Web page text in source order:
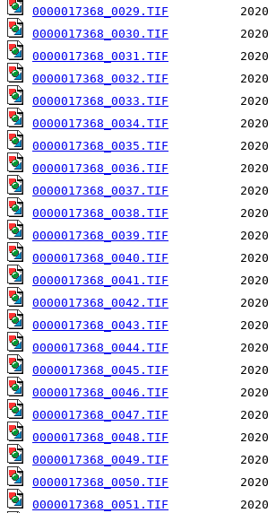
0000017368_0029.TIF
0000017368_0030.TIF
0000017368_0031.TIF
0000017368_0032.TIF
0000017368_0033.TIF
0000017368_0034.TIF
0000017368_0035.TIF
0000017368_0036.TIF
0000017368_0037.TIF
0000017368_0038.TIF
0000017368_0039.TIF
0000017368_0040.TIF
0000017368_0041.TIF
0000017368_0042.TIF
0000017368_0043.TIF
0000017368_0044.TIF
0000017368_0045.TIF
0000017368_0046.TIF
0000017368_0047.TIF
0000017368_0048.TIF
0000017368_0049.TIF
0000017368_0050.TIF
0000017368_0051.TIF